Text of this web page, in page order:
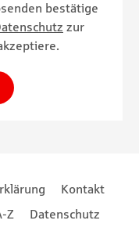
bestätige
zur
Kontakt
Z
Datenschutz